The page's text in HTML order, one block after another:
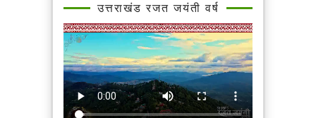
उत्तराखंड रजत जयंती वर्ष